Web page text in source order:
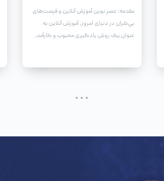
مقدمه: عصر نوین آموزش آنلاین و فرصت‌های
بی‌کران در دنیای امروز، آموزش آنلاین به
عنوان یک روش یادگیری محبوب و کارآمد،